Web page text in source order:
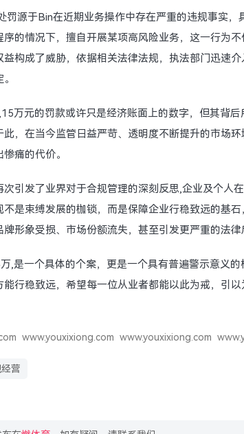
罚源于Bin在近期业务操作中存在严重的违规事实
序的情况下，擅自开展某项高风险业务，这一行为
益构成了威胁，依据相关法律法规，执法部门迅速
万元的罚款或许只是经济账面上的数字，但其背
此，在当今监管日益严苛、透明度不断提升的市场
痛的代价。
次引发了业界对于合规管理的深刻反思,企业及个人
不是束缚发展的枷锁，而是保障企业行稳致远的基
形象受损、市场份额流失，甚至引发更严重的法律
,是一个具体的个案，更是一个具有普遍警示意义
能行稳致远，希望每一位从业者都能以此为戒，引
www.youxixiong.com www.youxixiong.com
营